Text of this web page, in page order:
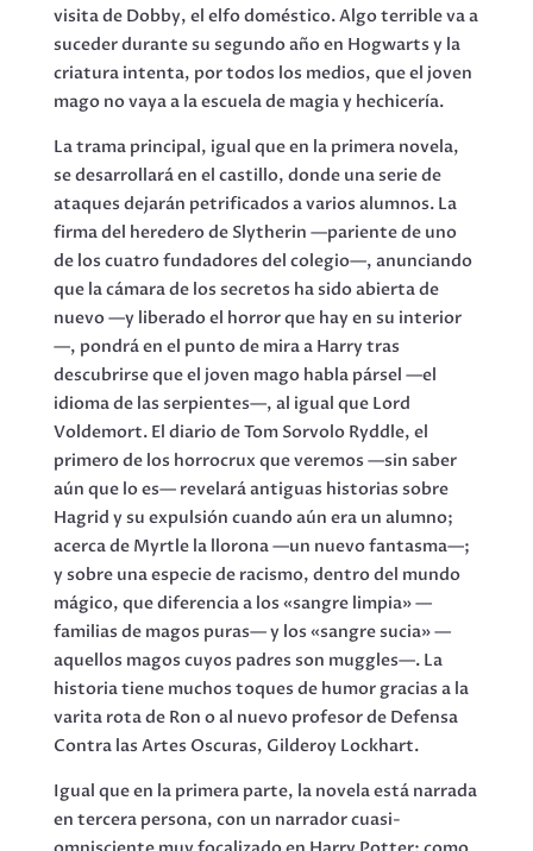
visita de Dobby, el elfo doméstico. Algo terrible va a
suceder durante su segundo año en Hogwarts y la
criatura intenta, por todos los medios, que el joven
mago no vaya a la escuela de magia y hechicería.
La trama principal, igual que en la primera novela,
se desarrollará en el castillo, donde una serie de
ataques dejarán petrificados a varios alumnos. La
firma del heredero de Slytherin —pariente de uno
de los cuatro fundadores del colegio—, anunciando
que la cámara de los secretos ha sido abierta de
nuevo —y liberado el horror que hay en su interior
—, pondrá en el punto de mira a Harry tras
descubrirse que el joven mago habla pársel —el
idioma de las serpientes—, al igual que Lord
Voldemort. El diario de Tom Sorvolo Ryddle, el
primero de los horrocrux que veremos —sin saber
aún que lo es— revelará antiguas historias sobre
Hagrid y su expulsión cuando aún era un alumno;
acerca de Myrtle la llorona —un nuevo fantasma—;
y sobre una especie de racismo, dentro del mundo
mágico, que diferencia a los «sangre limpia» —
familias de magos puras— y los «sangre sucia» —
aquellos magos cuyos padres son muggles—. La
historia tiene muchos toques de humor gracias a la
varita rota de Ron o al nuevo profesor de Defensa
Contra las Artes Oscuras, Gilderoy Lockhart.
Igual que en la primera parte, la novela está narrada
en tercera persona, con un narrador cuasi-